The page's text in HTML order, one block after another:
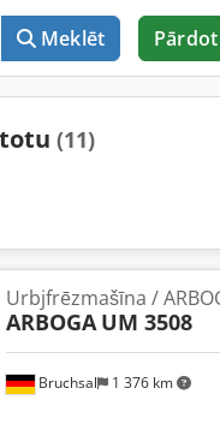
Meklēt Pārdot
(11)
Bruchsal 1 376 km
Urbjfrēzmašīna /
ARBOGA UM 3508